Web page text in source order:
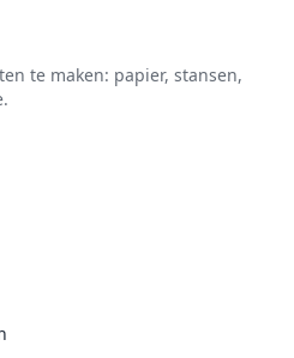
te maken: papier, stansen,